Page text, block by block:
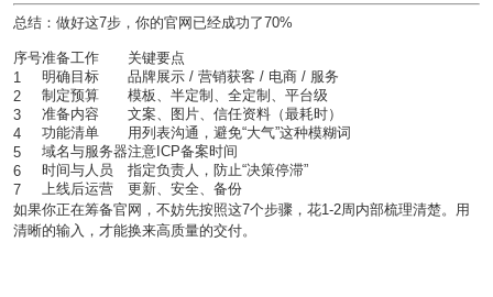
总结：做好这7步，你的官网已经成功了70%
序号准备工作
关键要点
1
明确目标
品牌展示 / 营销获客 / 电商 / 服务
2
制定预算
模板、半定制、全定制、平台级
3
准备内容
文案、图片、信任资料（最耗时）
4
功能清单
用列表沟通，避免“大气”这种模糊词
5
域名与服务器注意ICP备案时间
6
时间与人员
指定负责人，防止“决策停滞”
7
上线后运营
更新、安全、备份
如果你正在筹备官网，不妨先按照这7个步骤，花1-2周内部梳理清楚。 用
清晰的输入，才能换来高质量的交付。